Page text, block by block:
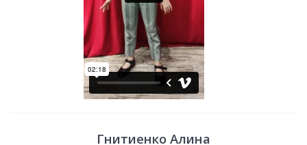
Гнитиенко Алина